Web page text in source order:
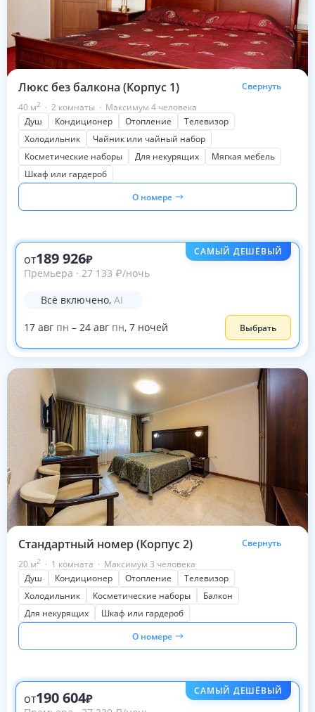
Люкс без балкона (Корпус 1)
Свернуть
40 м2 · 2 комнаты · Максимум 4 человека
Душ
Кондиционер Отопление
Телевизор
Холодильник
Чайник или чайный набор
Косметические наборы
Для некурящих
Мягкая мебель
Шкаф или гардероб
О номере
САМЫЙ ДЕШЁВЫЙ
от189 926
Премьера · 27 133 ₽/ночь
Всё включено, AI
17 авг пн – 24 авг пн, 7 ночей Выбрать
Стандартный номер (Корпус 2)
Свернуть
20 м2 · 1 комната · Максимум 3 человека
Душ
Кондиционер Отопление
Телевизор
Холодильник
Косметические наборы
Балкон
Для некурящих
Шкаф или гардероб
О номере
САМЫЙ ДЕШЁВЫЙ
от190 604